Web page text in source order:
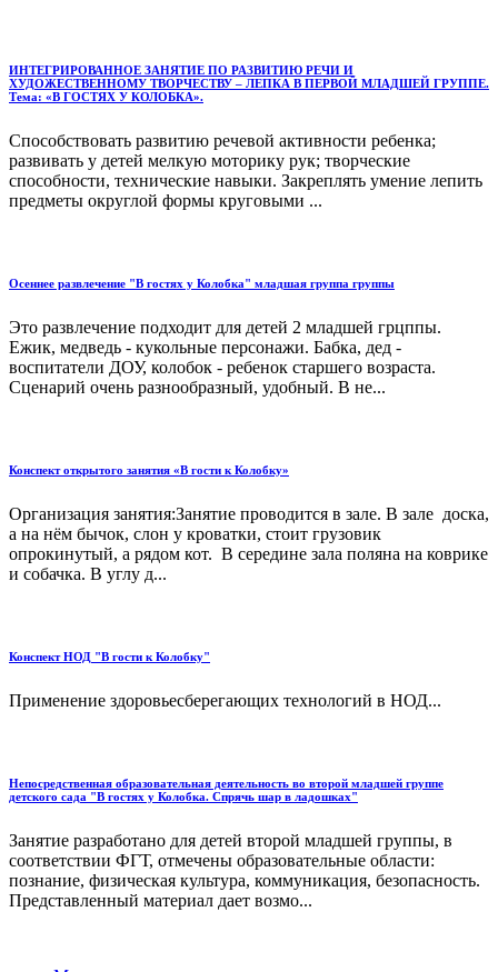
ИНТЕГРИРОВАННОЕ ЗАНЯТИЕ ПО РАЗВИТИЮ РЕЧИ И
ХУДОЖЕСТВЕННОМУ ТВОРЧЕСТВУ – ЛЕПКА В ПЕРВОЙ МЛАДШЕЙ ГРУППЕ.
Тема: «В ГОСТЯХ У КОЛОБКА».
Cпособствовать развитию речевой активности ребенка;
развивать у детей мелкую моторику рук; творческие
способности, технические навыки. Закреплять умение лепить
предметы округлой формы круговыми ...
Осеннее развлечение "В гостях у Колобка" младшая группа группы
Это развлечение подходит для детей 2 младшей грцппы.
Ежик, медведь - кукольные персонажи. Бабка, дед -
воспитатели ДОУ, колобок - ребенок старшего возраста.
Сценарий очень разнообразный, удобный. В не...
Конспект открытого занятия «В гости к Колобку»
Организация занятия:Занятие проводится в зале. В зале доска,
а на нём бычок, слон у кроватки, стоит грузовик
опрокинутый, а рядом кот. В середине зала поляна на коврике
и собачка. В углу д...
Конспект НОД "В гости к Колобку"
Применение здоровьесберегающих технологий в НОД...
Непосредственная образовательная деятельность во второй младшей группе
детского сада "В гостях у Колобка. Спрячь шар в ладошках"
Занятие разработано для детей второй младшей группы, в
соответствии ФГТ, отмечены образовательные области:
познание, физическая культура, коммуникация, безопасность.
Представленный материал дает возмо...